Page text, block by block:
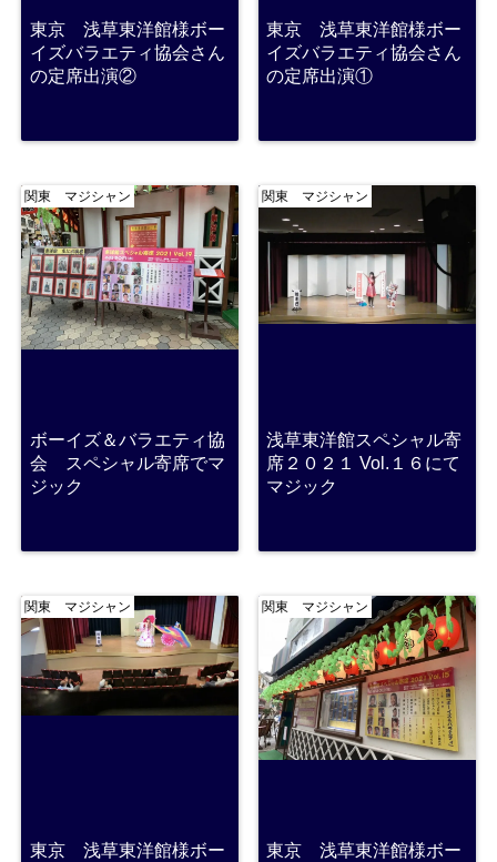
東京 浅草東洋館様ボー
イズバラエティ協会さん
の定席出演②
東京 浅草東洋館様ボー
イズバラエティ協会さん
の定席出演①
関東 マジシャン
ボーイズ＆バラエティ協
会 スペシャル寄席でマ
ジック
関東 マジシャン
浅草東洋館スペシャル寄
席２０２１ Vol.１６にて
マジック
関東 マジシャン
東京 浅草東洋館様ボー
関東 マジシャン
東京 浅草東洋館様ボー